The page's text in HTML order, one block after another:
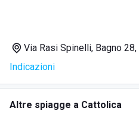
Puntualizzare questi piccoli e
noi fonte di grande energia e
nostra storia e il nostro futuro.
Via Rasi Spinelli, Bagno
Indicazioni
Altre spiagge a Cattolica